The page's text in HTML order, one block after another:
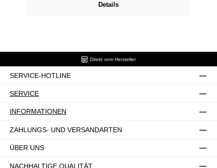
Details
Direkt vom Hersteller
SERVICE-HOTLINE
SERVICE
INFORMATIONEN
ZAHLUNGS- UND VERSANDARTEN
ÜBER UNS
NACHHALTIGE QUALITÄT